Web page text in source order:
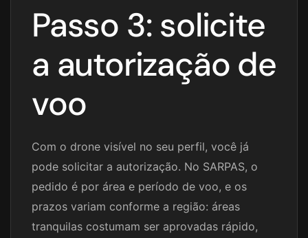
Passo 3: solicite
a autorização de
voo
Com o drone visível no seu perfil, você já
pode solicitar a autorização. No SARPAS, o
pedido é por área e período de voo, e os
prazos variam conforme a região: áreas
tranquilas costumam ser aprovadas rápido,